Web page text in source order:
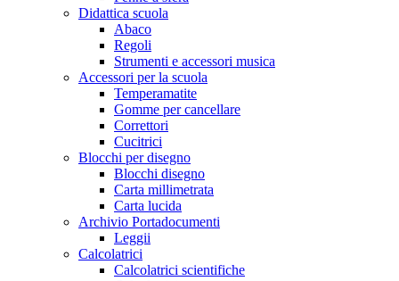
Didattica scuola
Abaco
Regoli
Strumenti e accessori musica
Accessori per la scuola
Temperamatite
Gomme per cancellare
Correttori
Cucitrici
Blocchi per disegno
Blocchi disegno
Carta millimetrata
Carta lucida
Archivio Portadocumenti
Leggii
Calcolatrici
Calcolatrici scientifiche